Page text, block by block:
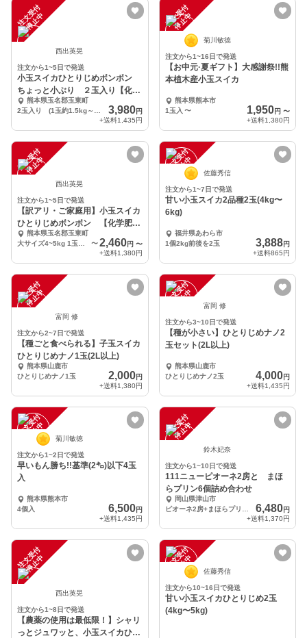
注
文
受
付
停
止
中
西出英晃
注文から1~5日で発送
小玉スイカひとりじめボンボン
ちょっと小ぶり ２玉入り【化学
肥料不使用】
熊本県玉名郡玉東町
3,980円
+送料1,435円
注
文
受
付
停
止
中
菊川敏徳
注文から1~16日で発送
【お中元·夏ギフト】大感謝祭!!熊
本植木産小玉スイカ
熊本県熊本市
1玉入 〜 1,950円 〜
+送料1,380円
注
文
受
付
停
止
中
西出英晃
注文から1~5日で発送
【訳アリ・ご家庭用】小玉スイカ
ひとりじめボンボン 【化学肥料
不使用】
熊本県玉名郡玉東町
〜 2,460円 〜
+送料1,380円
注
文
受
付
停
止
中 佐藤秀信
注文から1~7日で発送
甘い小玉スイカ2品種2玉(4kg〜
6kg)
福井県あわら市
1個2kg前後を2玉
3,888円
+送料865円
注
文
受
付
停
止
中
富岡 修
注文から2~7日で発送
【種ごと食べられる】子玉スイカ
ひとりじめナノ1玉(2L以上)
熊本県山鹿市
ひとりじめナノ1玉
2,000円
+送料1,380円
注
文
受
付
停
止
中 富岡 修
注文から3~10日で発送
【種が小さい】ひとりじめナノ2
玉セット(2L以上)
熊本県山鹿市
ひとりじめナノ2玉
4,000円
+送料1,435円
注
文
受
付
停
止
中 菊川敏徳
注文から1~2日で発送
早いもん勝ち!!基準(2㌔)以下4玉
入
熊本県熊本市
4個入
6,500円
+送料1,435円
注
文
受
付
停
止
中
鈴木妃奈
注文から1~10日で発送
111ニューピオーネ2房と まほ
らプリン6個詰め合わせ
岡山県津山市
6,480円
+送料1,370円
注
文
受
付
停
止
中
西出英晃
注文から1~8日で発送
【農薬の使用は最低限！】シャリ
っとジュワッと、小玉スイカひと
注
文
受
付
停
止
中 佐藤秀信
注文から10~16日で発送
甘い小玉スイカひとりじめ2玉
(4kg〜5kg)